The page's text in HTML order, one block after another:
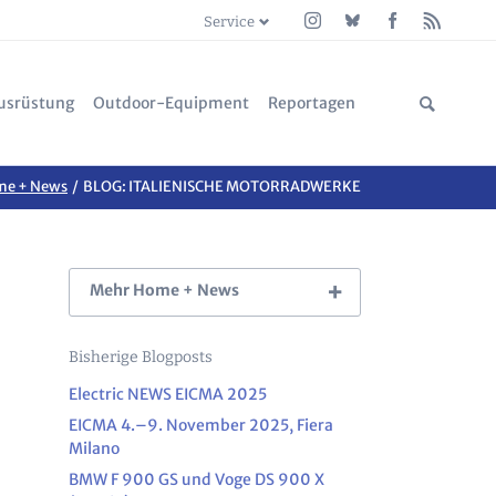
Service
Outdoor-Equipment
Accessoires + Schuhe + Kocher + Messer
Textil + Transport
Reportagen
Malesco nach Premosello Abenteuer
Elbe-Aland-Niederung, Elbuferstraße
Grenzkamm - Via del Sale
Cogne Ayas
& Kulturelle Landpartie
+ News BLOG: ITALIENISCHE MOTORRADWERKE
Mehr Home + News
Bisherige Blogposts
Electric NEWS EICMA 2025
EICMA 4.–9. November 2025, Fiera
Milano
BMW F 900 GS und Voge DS 900 X